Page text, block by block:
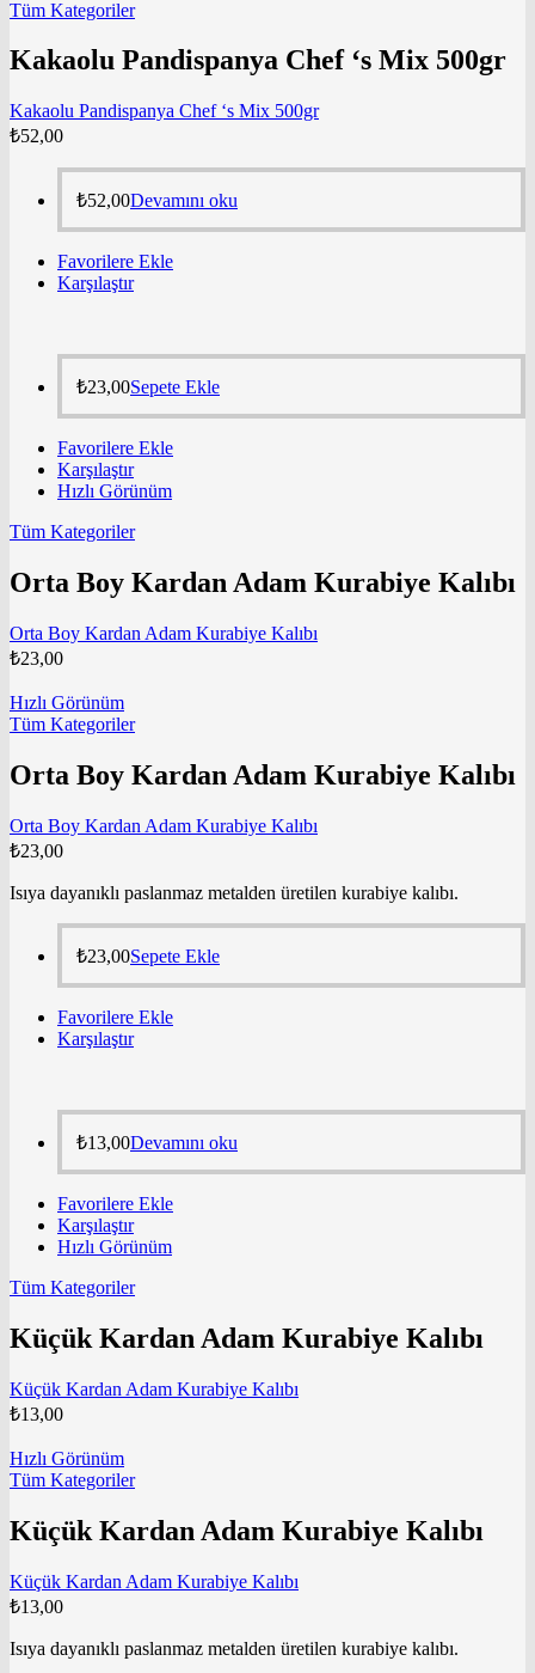
Tüm Kategoriler
Kakaolu Pandispanya Chef ‘s Mix 500gr
Kakaolu Pandispanya Chef ‘s Mix 500gr
₺52,00
₺52,00Devamını oku
Favorilere Ekle
Karşılaştır
₺23,00Sepete Ekle
Favorilere Ekle
Karşılaştır
Hızlı Görünüm
Tüm Kategoriler
Orta Boy Kardan Adam Kurabiye Kalıbı
Orta Boy Kardan Adam Kurabiye Kalıbı
₺23,00
Hızlı Görünüm
Tüm Kategoriler
Orta Boy Kardan Adam Kurabiye Kalıbı
Orta Boy Kardan Adam Kurabiye Kalıbı
₺23,00
Isıya dayanıklı paslanmaz metalden üretilen kurabiye kalıbı.
₺23,00Sepete Ekle
Favorilere Ekle
Karşılaştır
₺13,00Devamını oku
Favorilere Ekle
Karşılaştır
Hızlı Görünüm
Tüm Kategoriler
Küçük Kardan Adam Kurabiye Kalıbı
Küçük Kardan Adam Kurabiye Kalıbı
₺13,00
Hızlı Görünüm
Tüm Kategoriler
Küçük Kardan Adam Kurabiye Kalıbı
Küçük Kardan Adam Kurabiye Kalıbı
₺13,00
Isıya dayanıklı paslanmaz metalden üretilen kurabiye kalıbı.